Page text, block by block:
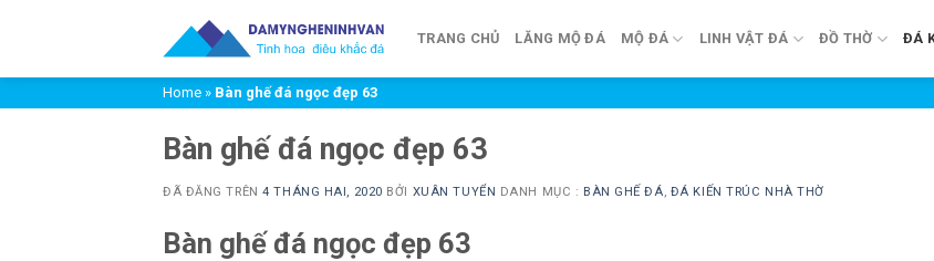
TRANG CHỦ LĂNG MỘ ĐÁ MỘ ĐÁ LINH VẬT ĐÁ ĐỒ THỜ ĐÁ
Home » Bàn ghế đá ngọc đẹp 63
Bàn ghế đá ngọc đẹp 63
ĐÃ ĐĂNG TRÊN4 THÁNG HAI, 2020 BỞI XUÂN TUYỂN DANH MỤC : BÀN GHẾ ĐÁ ĐÁ KIẾN TRÚC NHÀ THỜ
Bàn ghế đá ngọc đẹp 63